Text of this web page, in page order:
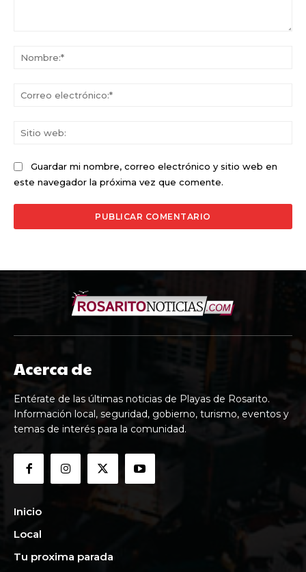
Guardar mi nombre, correo electrónico y sitio web en
este navegador la próxima vez que comente.
Acerca de
Entérate de las últimas noticias de Playas de Rosarito.
Información local, seguridad, gobierno, turismo, eventos y
temas de interés para la comunidad.
Inicio
Local
Tu proxima parada